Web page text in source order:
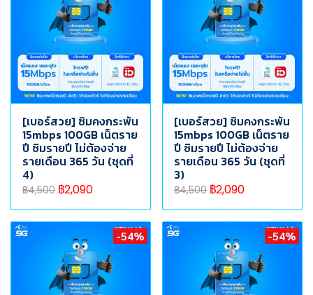
[เบอร์สวย] ซิมคงกระพัน
15mbps 100GB เน็ตราย
ปี ซิมรายปี ไม่ต้องจ่าย
รายเดือน 365 วัน (ชุดที่
4)
฿4,500 ฿2,090
[เบอร์สวย] ซิมคงกระพัน
15mbps 100GB เน็ตราย
ปี ซิมรายปี ไม่ต้องจ่าย
รายเดือน 365 วัน (ชุดที่
3)
฿4,500 ฿2,090
-54% -54%